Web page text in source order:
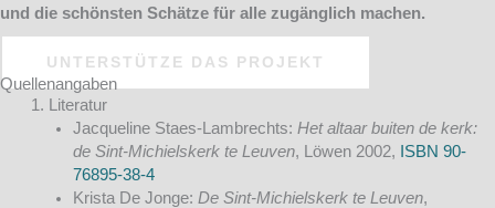
und die schönsten Schätze für alle zugänglich machen.
UNTERSTÜTZE DAS PROJEKT
Quellenangaben
Literatur
Jacqueline Staes-Lambrechts: Het altaar buiten de kerk:
de Sint-Michielskerk te Leuven, Löwen 2002,
ISBN 90-
76895-38-4
Krista De Jonge: De Sint-Michielskerk te Leuven,